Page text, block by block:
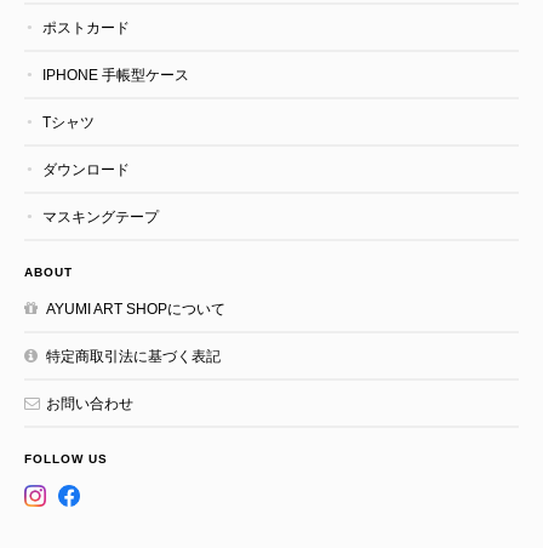
ポストカード
IPHONE 手帳型ケース
Tシャツ
ダウンロード
マスキングテープ
ABOUT
AYUMI ART SHOPについて
特定商取引法に基づく表記
お問い合わせ
FOLLOW US